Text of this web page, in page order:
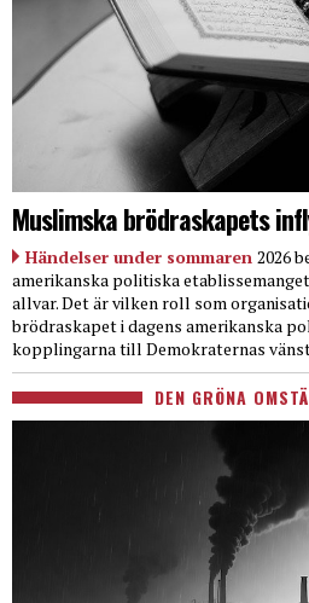
Muslimska brödraskapets
Händelser under sommaren 2026
amerikanska politiska
allvar. Det är vilken roll som
brödraskapet i dagens amerikanska
kopplingarna till Demokraternas
DEN GRÖNA